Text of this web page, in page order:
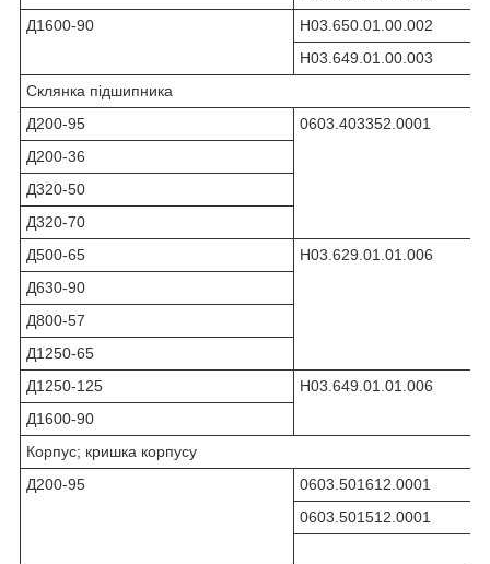
Д1600-90
Н03.650.01.00.002
Н03.649.01.00.003
Склянка підшипника
Д200-95
0603.403352.0001
Д200-36
Д320-50
Д320-70
Д500-65
Н03.629.01.01.006
Д630-90
Д800-57
Д1250-65
Д1250-125
Н03.649.01.01.006
Д1600-90
Корпус; кришка корпусу
Д200-95
0603.501612.0001
0603.501512.0001